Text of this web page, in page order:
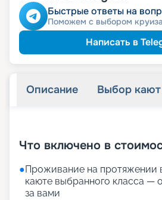
Быстрые ответы на
Поможем с выбором круиза
Написать в
Описание Выбор кают
Что включено в
●Проживание на протяжении
каюте выбранного класса —
за вами